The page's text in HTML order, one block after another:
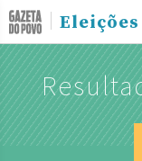
Eleições